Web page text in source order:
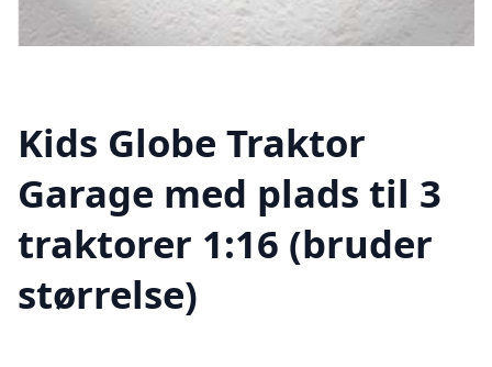
Kids Globe Traktor
Garage med plads til 3
traktorer 1:16 (bruder
størrelse)